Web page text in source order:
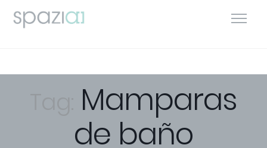
Mamparas
de baño